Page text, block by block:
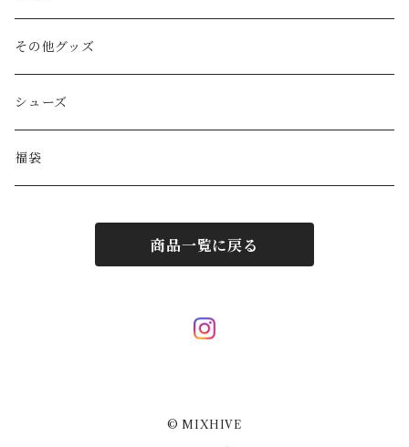
GAULTIER
HYSTERIC GLAMOUR
BALENCIAGA
JIL SANDER
その他バッグ
財布
キーケース
ポーチ
ブレスレット
リング
その他アクセサリー
その他グッズ
シューズ
福袋
商品一覧に戻る
© MIXHIVE